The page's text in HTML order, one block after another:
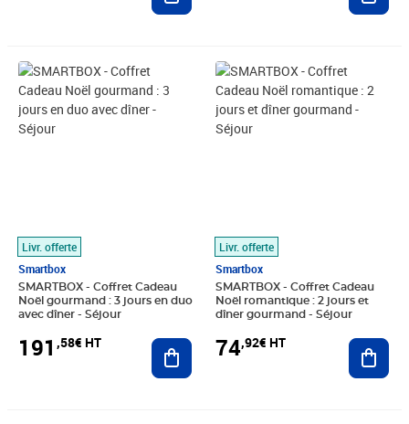
Livr. offerte
Smartbox
SMARTBOX - Coffret Cadeau
Noël gourmand : 3 jours en duo
avec dîner - Séjour
191 ,58€ HT
Prix 191,58€ HT
Ajouter au panier
Livr. offerte
Smartbox
SMARTBOX - Coffret Cadeau
Noël romantique : 2 jours et
dîner gourmand - Séjour
74,92€ HT
Prix 74,92€ HT